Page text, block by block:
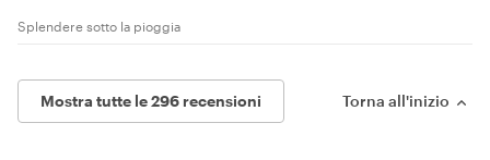
Splendere sotto la pioggia
Mostra tutte le 296 recensioni Torna all'inizio